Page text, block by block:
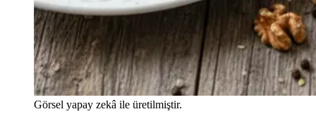
Görsel yapay zekâ ile üretilmiştir.